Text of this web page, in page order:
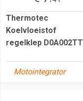
Thermotec
Koelvloeistof
regelklep D0A002TT
Motointegrator